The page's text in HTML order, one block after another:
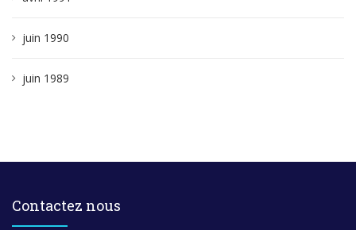
juin 1990
juin 1989
Contactez nous